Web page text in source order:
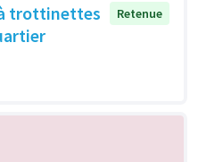
trottinettes
Retenue